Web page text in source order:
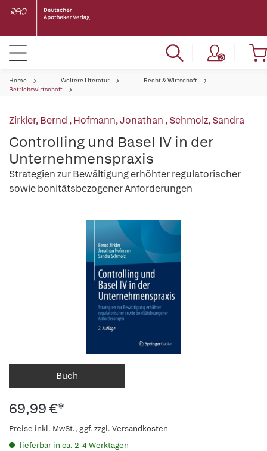
Home Weitere Literatur
Recht & Wirtschaft
Betriebswirtschaft
Zirkler, Bernd ,Hofmann, Jonathan ,Schmolz, Sandra
Controlling und Basel IV in der
Unternehmenspraxis
Strategien zur Bewältigung erhöhter regulatorischer
sowie bonitätsbezogener Anforderungen
Buch
69,99 €*
Preise inkl. MwSt., ggf. zzgl. Versandkosten
lieferbar in ca. 2-4 Werktagen